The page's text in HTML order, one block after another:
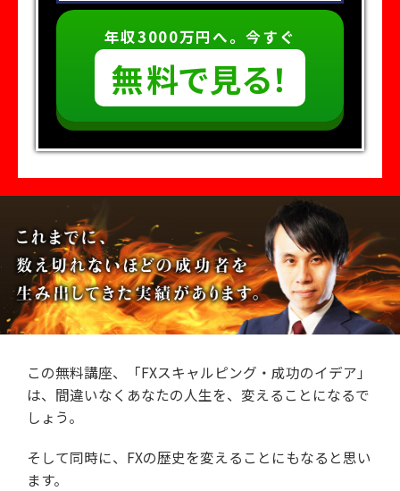
年収3000万円へ。今すぐ
無料で見る！
この無料講座、「FXスキャルピング・成功のイデア」
は、 間違いなくあなたの人生を、変えることになるで
しょう。
そして同時に、FXの歴史を変えることにもなると思い
ます。